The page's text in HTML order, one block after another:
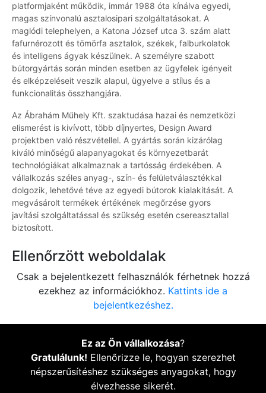
platformjaként működik, immár 1988 óta kínálva egyedi,
magas színvonalú asztalosipari szolgáltatásokat. A
maglódi telephelyen, a Katona József utca 3. szám alatt
fafurnérozott és tömörfa asztalok, székek, falburkolatok
és intelligens ágyak készülnek. A személyre szabott
bútorgyártás során minden esetben az ügyfelek igényeit
és elképzeléseit veszik alapul, ügyelve a stílus és a
funkcionalitás összhangjára.
Az Ábrahám Műhely Kft. szaktudása hazai és nemzetközi
elismerést is kivívott, több díjnyertes, Design Award
projektben való részvétellel. A gyártás során kizárólag
kiváló minőségű alapanyagokat és környezetbarát
technológiákat alkalmaznak a tartósság érdekében. A
vállalkozás széles anyag-, szín- és felületválasztékkal
dolgozik, lehetővé téve az egyedi bútorok kialakítását. A
megvásárolt termékek értékének megőrzése gyors
javítási szolgáltatással és szükség esetén csereasztallal
biztosított.
Ellenőrzött weboldalak
Csak a bejelentkezett felhasználók férhetnek hozzá
ezekhez az információkhoz. Kattints ide a
bejelentkezéshez.
Ez az Ön vállalkozása?
Gratulálunk! Ellenőrizze le, hogyan szerezhet
népszerűsítéshez szükséges anyagokat, hogy
élvezhesse sikerét.